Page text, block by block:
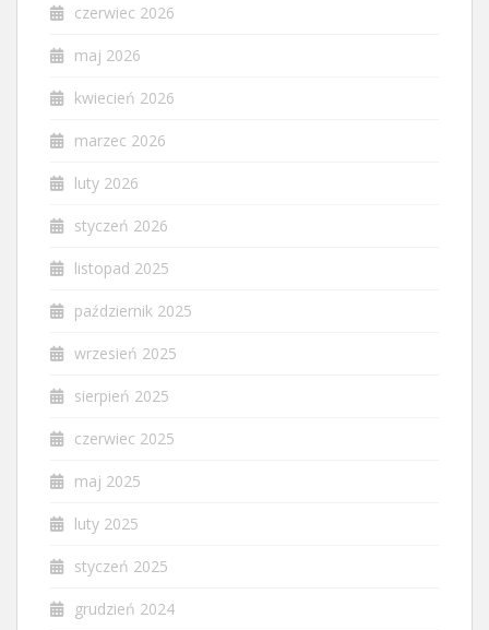
czerwiec 2026
maj 2026
kwiecień 2026
marzec 2026
luty 2026
styczeń 2026
listopad 2025
październik 2025
wrzesień 2025
sierpień 2025
czerwiec 2025
maj 2025
luty 2025
styczeń 2025
grudzień 2024